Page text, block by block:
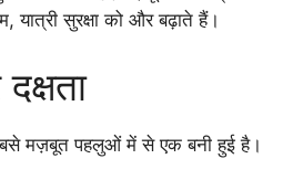
यात्री सुरक्षा को और बढ़ाते हैं।
मज़बूत पहलुओं में से एक बनी हुई है।